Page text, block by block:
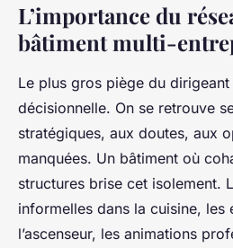
L’importance du
bâtiment multi-
Le plus gros piège du
décisionnelle. On se retrouve
stratégiques, aux doutes, aux
manquées. Un bâtiment où
structures brise cet isolement.
informelles dans la cuisine, les
l’ascenseur, les animations